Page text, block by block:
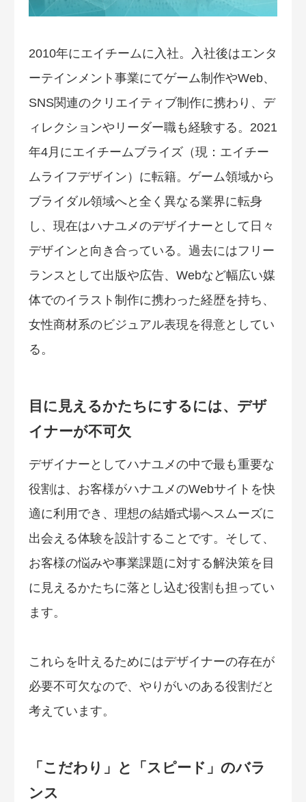
2010年にエイチームに入社。入社後はエンタ
ーテインメント事業にてゲーム制作やWeb、
SNS関連のクリエイティブ制作に携わり、デ
ィレクションやリーダー職も経験する。2021
年4月にエイチームブライズ（現：エイチー
ムライフデザイン）に転籍。ゲーム領域から
ブライダル領域へと全く異なる業界に転身
し、現在はハナユメのデザイナーとして日々
デザインと向き合っている。過去にはフリー
ランスとして出版や広告、Webなど幅広い媒
体でのイラスト制作に携わった経歴を持ち、
女性商材系のビジュアル表現を得意としてい
る。
目に見えるかたちにするには、デザ
イナーが不可欠
デザイナーとしてハナユメの中で最も重要な
役割は、お客様がハナユメのWebサイトを快
適に利用でき、理想の結婚式場へスムーズに
出会える体験を設計することです。そして、
お客様の悩みや事業課題に対する解決策を目
に見えるかたちに落とし込む役割も担ってい
ます。
これらを叶えるためにはデザイナーの存在が
必要不可欠なので、やりがいのある役割だと
考えています。
「こだわり」と「スピード」のバラ
ンス